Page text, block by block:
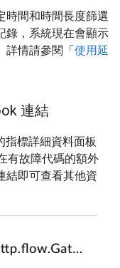
時間和時間長度篩選
錄，系統現在會顯示
詳情請參閱「使用延
連結
指標詳細資料面板
有故障代碼的額外
結即可查看其他資